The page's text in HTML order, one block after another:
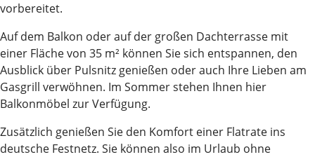
vorbereitet.
Auf dem Balkon oder auf der großen Dachterrasse mit
einer Fläche von 35 m² können Sie sich entspannen, den
Ausblick über Pulsnitz genießen oder auch Ihre Lieben am
Gasgrill verwöhnen. Im Sommer stehen Ihnen hier
Balkonmöbel zur Verfügung.
Zusätzlich genießen Sie den Komfort einer Flatrate ins
deutsche Festnetz. Sie können also im Urlaub ohne